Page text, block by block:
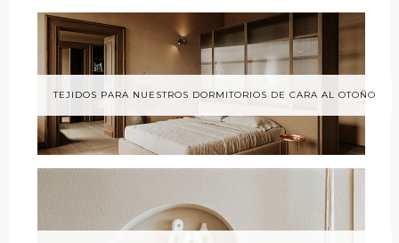
TEJIDOS PARA NUESTROS DORMITORIOS DE CARA AL OTOÑO